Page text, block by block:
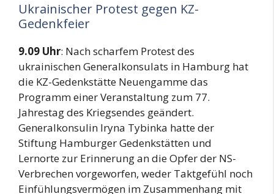
Ukrainischer Protest gegen KZ-
Gedenkfeier
9.09 Uhr: Nach scharfem Protest des
ukrainischen Generalkonsulats in Hamburg hat
die KZ-Gedenkstätte Neuengamme das
Programm einer Veranstaltung zum 77.
Jahrestag des Kriegsendes geändert.
Generalkonsulin Iryna Tybinka hatte der
Stiftung Hamburger Gedenkstätten und
Lernorte zur Erinnerung an die Opfer der NS-
Verbrechen vorgeworfen, weder Taktgefühl noch
Einfühlungsvermögen im Zusammenhang mit